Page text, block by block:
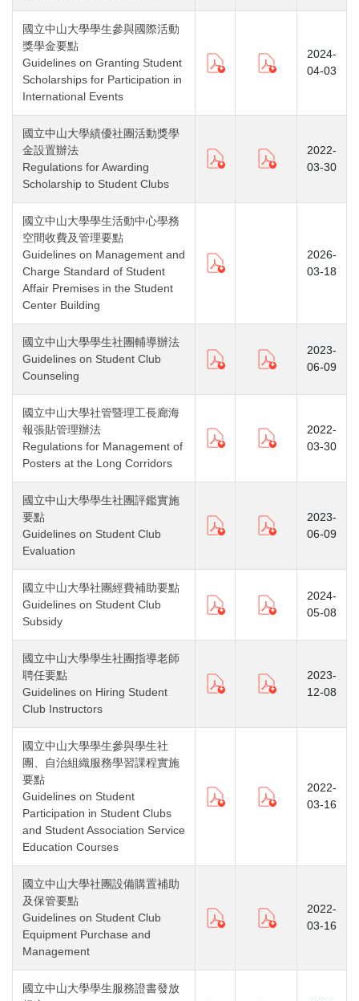
國立中山大學學生參與國際活動
獎學金要點
Guidelines on Granting Student
Scholarships for Participation in
International Events
2024-
04-03
國立中山大學績優社團活動獎學
金設置辦法
Regulations for Awarding
Scholarship to Student Clubs
2022-
03-30
國立中山大學學生活動中心學務
空間收費及管理要點
Guidelines on Management and
Charge Standard of Student
Affair Premises in the Student
Center Building
2026-
03-18
國立中山大學學生社團輔導辦法
Guidelines on Student Club
Counseling
2023-
06-09
國立中山大學社管暨理工長廊海
報張貼管理辦法
Regulations for Management of
Posters at the Long Corridors
2022-
03-30
國立中山大學學生社團評鑑實施
要點
Guidelines on Student Club
Evaluation
2023-
06-09
國立中山大學社團經費補助要點
Guidelines on Student Club
Subsidy
2024-
05-08
國立中山大學學生社團指導老師
聘任要點
Guidelines on Hiring Student
Club Instructors
2023-
12-08
國立中山大學學生參與學生社
團、自治組織服務學習課程實施
要點
Guidelines on Student
Participation in Student Clubs
and Student Association Service
Education Courses
2022-
03-16
國立中山大學社團設備購置補助
及保管要點
Guidelines on Student Club
Equipment Purchase and
Management
2022-
03-16
國立中山大學學生服務證書發放